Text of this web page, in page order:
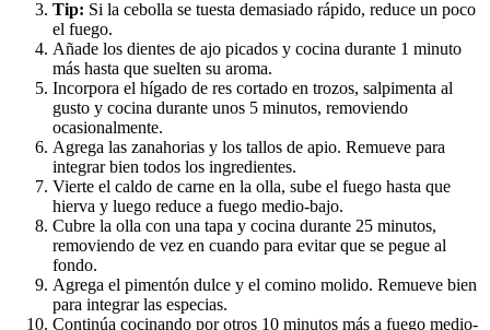
Tip: Si la cebolla se tuesta demasiado rápido, reduce un poco
el fuego.
Añade los dientes de ajo picados y cocina durante 1 minuto
más hasta que suelten su aroma.
Incorpora el hígado de res cortado en trozos, salpimenta al
gusto y cocina durante unos 5 minutos, removiendo
ocasionalmente.
Agrega las zanahorias y los tallos de apio. Remueve para
integrar bien todos los ingredientes.
Vierte el caldo de carne en la olla, sube el fuego hasta que
hierva y luego reduce a fuego medio-bajo.
Cubre la olla con una tapa y cocina durante 25 minutos,
removiendo de vez en cuando para evitar que se pegue al
fondo.
Agrega el pimentón dulce y el comino molido. Remueve bien
para integrar las especias.
Continúa cocinando por otros 10 minutos más a fuego medio-